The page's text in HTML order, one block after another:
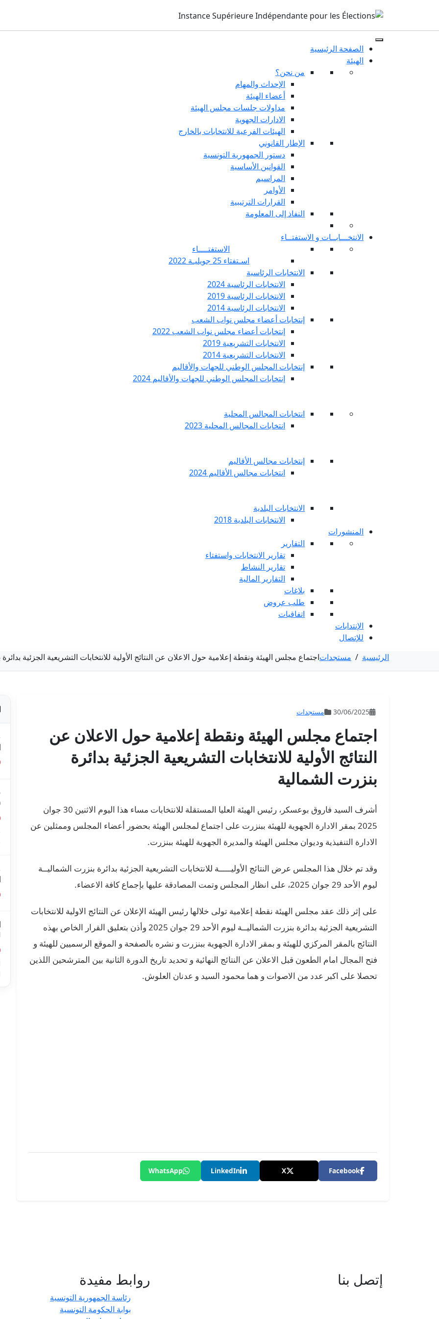
الصفحة الرئيسية
الهيئة
من نحن؟
الإحداث والمهام
أعضاء الهيئة
مداولات جلسات مجلس الهيئة
الادارات الجهوية
الهيئات الفرعية للانتخابات بالخارج
الإطار القانوني
دستور الجمهورية التونسية
القوانين الأساسية
المراسيم
الأوامر
القرارات الترتيبية
النفاذ إلى المعلومة
الانتخـــابــات و الاستفتــاء
الاستفتــــاء
اسـتفتاء 25 جويليـة 2022
الانتخابات الرئاسية
الانتخابات الرئاسية 2024
الانتخابات الرئاسية 2019
الانتخابات الرئاسية 2014
إنتخابات أعضاء مجلس نواب الشعب
إنتخابات أعضاء مجلس نواب الشعب 2022
الانتخابات التشريعية 2019
الانتخابات التشريعية 2014
إنتخابات المجلس الوطني للجهات والأقاليم
إنتخابات المجلس الوطني للجهات والأقاليم 2024
انتخابات المجالس المحلية
انتخابات المجالس المحلية 2023
إنتخابات مجالس الأقاليم
انتخابات مجالس الأقاليم 2024
الانتخابات البلدية
الانتخابات البلدية 2018
المنشورات
التقارير
تقارير الانتخابات واستفتاء
تقارير النشاط
التقارير المالية
بلاغات
طلب عروض
اتفاقيات
الإنتدابات
للإتصال
الرئيسية / مستجداتاجتماع مجلس الهيئة ونقطة إعلامية حول الاعلان عن النتائج الأولية للانتخابات التشريعية الجزئية
30/06/2025 مستجدات
اجتماع مجلس الهيئة ونقطة إعلامية حول الاعلان عن
النتائج الأولية للانتخابات التشريعية الجزئية بدائرة
بنزرت الشمالية
أشرف السيد فاروق بوعسكر، رئيس الهيئة العليا المستقلة للانتخابات مساء هذا اليوم الاثنين 30 جوان
2025 بمقر الادارة الجهوية للهيئة ببنزرت على اجتماع لمجلس الهيئة بحضور أعضاء المجلس وممثلين عن
الادارة التنفيذية وديوان مجلس الهيئة والمديرة الجهوية للهيئة ببنزرت.
وقد تم خلال هذا المجلس عرض النتائج الأوليـــــة للانتخابات التشريعية الجزئية بدائرة بنزرت الشماليــة
ليوم الأحد 29 جوان 2025، على انظار المجلس وتمت المصادقة عليها بإجماع كافة الاعضاء.
على إثر ذلك عقد مجلس الهيئة نقطة إعلامية تولى خلالها رئيس الهيئة الإعلان عن النتائج الاولية للانتخابات
التشريعية الجزئية بدائرة بنزرت الشماليــة ليوم الأحد 29 جوان 2025 وأذن بتعليق القرار الخاص بهذه
النتائج بالمقر المركزي للهيئة و بمقر الادارة الجهوية ببنزرت و نشره بالصفحة و الموقع الرسميين للهيئة و
فتح المجال امام الطعون قبل الاعلان عن النتائج النهائية و تحديد تاريخ الدورة الثانية بين المترشحين اللذين
تحصلا على اكبر عدد من الاصوات و هما محمود السيد و عدنان العلوش.
Facebook
X
LinkedIn
WhatsApp
إتصل بنا روابط مفيدة
رئاسة الجمهورية التونسية
بوابة الحكومة التونسية